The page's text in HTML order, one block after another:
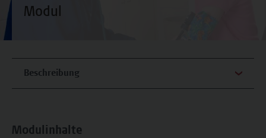
Modul
Beschreibung
Modulinhalte